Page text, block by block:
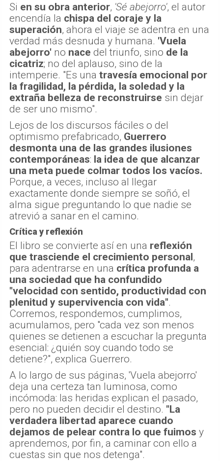
Si en su obra anterior, 'Sé abejorro', el autor
encendía la chispa del coraje y la
superación, ahora el viaje se adentra en una
verdad más desnuda y humana. 'Vuela
abejorro' no nace del triunfo, sino de la
cicatriz; no del aplauso, sino de la
intemperie. "Es una travesía emocional por
la fragilidad, la pérdida, la soledad y la
extraña belleza de reconstruirse sin dejar
de ser uno mismo".
Lejos de los discursos fáciles o del
optimismo prefabricado, Guerrero
desmonta una de las grandes ilusiones
contemporáneas: la idea de que alcanzar
una meta puede colmar todos los vacíos.
Porque, a veces, incluso al llegar
exactamente donde siempre se soñó, el
alma sigue preguntando lo que nadie se
atrevió a sanar en el camino.
Crítica y reflexión
El libro se convierte así en una reflexión
que trasciende el crecimiento personal,
para adentrarse en una crítica profunda a
una sociedad que ha confundido
"velocidad con sentido, productividad con
plenitud y supervivencia con vida".
Corremos, respondemos, cumplimos,
acumulamos, pero "cada vez son menos
quienes se detienen a escuchar la pregunta
esencial: ¿quién soy cuando todo se
detiene?", explica Guerrero.
A lo largo de sus páginas, 'Vuela abejorro'
deja una certeza tan luminosa, como
incómoda: las heridas explican el pasado,
pero no pueden decidir el destino. "La
verdadera libertad aparece cuando
dejamos de pelear contra lo que fuimos y
aprendemos, por fin, a caminar con ello a
cuestas sin que nos detenga".